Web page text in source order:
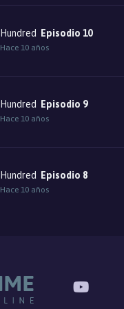
Hundred Episodio 10
Hace 10 años
Hundred Episodio 9
Hace 10 años
Hundred Episodio 8
Hace 10 años